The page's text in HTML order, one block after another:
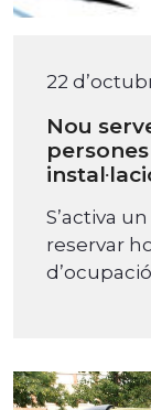
22
Nou
S’activa
reservar